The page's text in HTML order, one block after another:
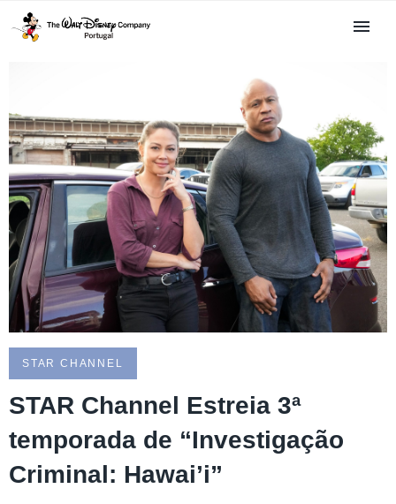
STAR CHANNEL
STAR Channel Estreia 3ª
temporada de “Investigação
Criminal: Hawai’i”